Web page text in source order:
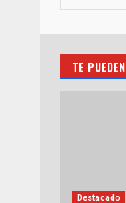
TE
Destacado